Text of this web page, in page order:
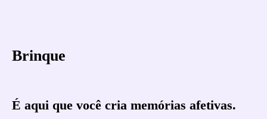
Brinque
É aqui que você cria memórias afetivas.